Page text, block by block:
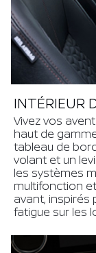
INTÉRIEUR
Vivez vos
haut de
tableau de
volant et un
les systèmes
multifonction
avant, inspirés
fatigue sur les